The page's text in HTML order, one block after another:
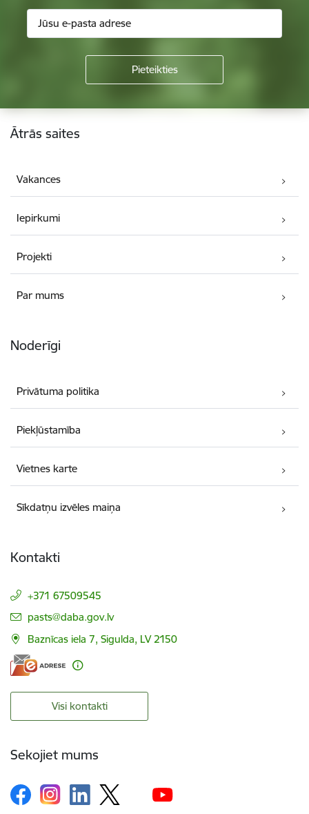
Kājene
Ātrās saites
Vakances
Iepirkumi
Projekti
Par mums
Noderīgi
Privātuma politika
Piekļūstamība
Vietnes karte
Sīkdatņu izvēles maiņa
Kontakti
+371 67509545
E-pasts:
pasts@daba.gov.lv
Baznīcas iela 7, Sigulda, LV 2150
Visi kontakti
Sekojiet mums